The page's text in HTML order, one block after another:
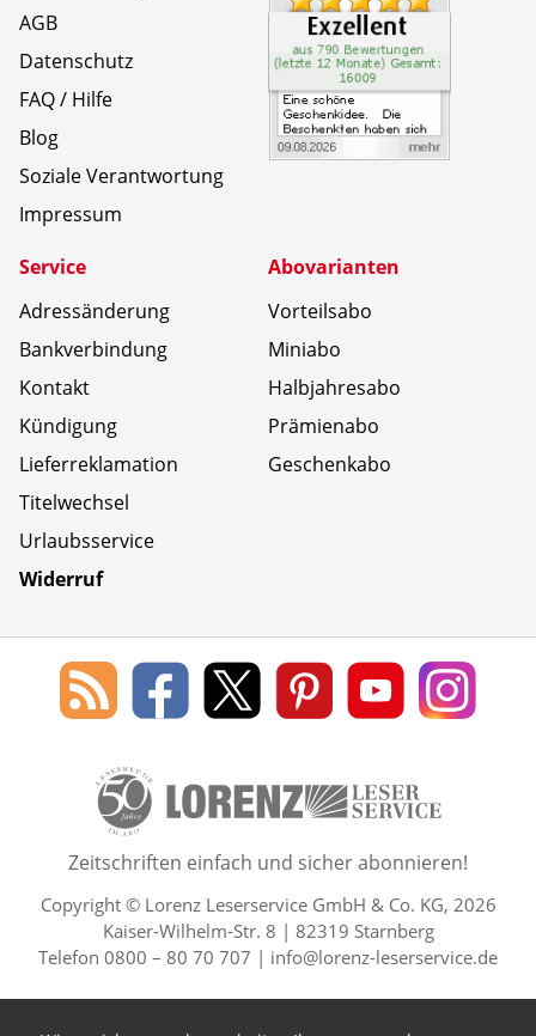
AGB
Datenschutz
FAQ / Hilfe
Blog
Soziale Verantwortung
Impressum
Service
Adressänderung
Bankverbindung
Kontakt
Kündigung
Lieferreklamation
Titelwechsel
Urlaubsservice
Widerruf
Abovarianten
Vorteilsabo
Miniabo
Halbjahresabo
Prämienabo
Geschenkabo
Social Media
Blog
des
Leserservice
Lorenz
Leserservice
Lorenz
Leserservice
Lorenz
Leserservice
Lorenz
Leserservice
Lorenz
50 Lesefreude im Abo Jahre
Zeitschriften einfach und sicher abonnieren!
Copyright © Lorenz Leserservice GmbH & Co. KG, 2026
Kaiser-Wilhelm-Str. 8 | 82319 Starnberg
Telefon 0800 – 80 70 707 | info@lorenz-leserservice.de